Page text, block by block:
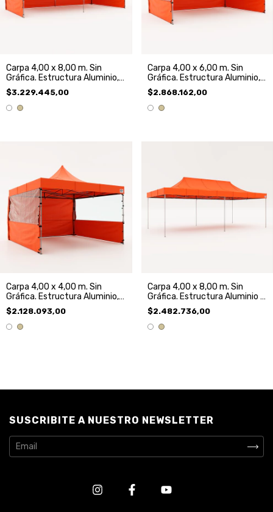
Carpa 4,00 x 8,00 m. Sin
Gráfica. Estructura Aluminio,
Techo y 3 Paredes
$3.229.445,00
Carpa 4,00 x 6,00 m. Sin
Gráfica. Estructura Aluminio,
Techo y 3 Paredes
$2.868.162,00
Carpa 4,00 x 4,00 m. Sin
Gráfica. Estructura Aluminio,
Techo y 3 Paredes
$2.128.093,00
Carpa 4,00 x 8,00 m. Sin
Gráfica. Estructura Aluminio y
Techo.
$2.482.736,00
SUSCRIBITE A NUESTRO NEWSLETTER